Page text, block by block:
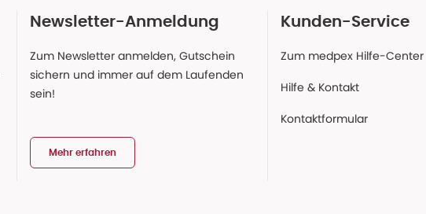
Newsletter-Anmeldung
Zum Newsletter anmelden, Gutschein
sichern und immer auf dem Laufenden
sein!
Mehr erfahren
Kunden-Service
Zum medpex Hilfe-Center
Hilfe & Kontakt
Kontaktformular